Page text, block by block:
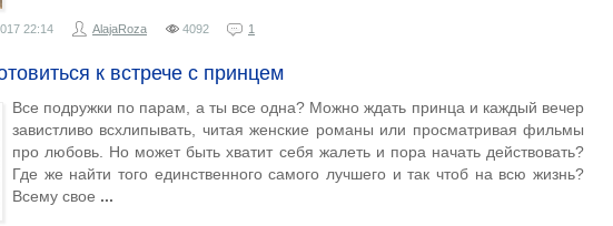
22:14 AlajaRoza 4092 1
к встрече с принцем
Все подружки по парам, а ты все одна? Можно ждать принца и каждый вечер
завистливо всхлипывать, читая женские романы или просматривая фильмы
про любовь. Но может быть хватит себя жалеть и пора начать действовать?
Где же найти того единственного самого лучшего и так чтоб на всю жизнь?
Всему свое